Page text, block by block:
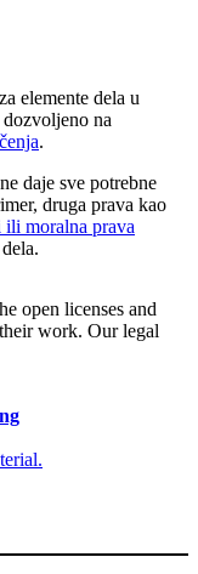
elemente dela u
na
.
daje sve potrebne
druga prava kao
moralna prava
open licenses and
work. Our legal